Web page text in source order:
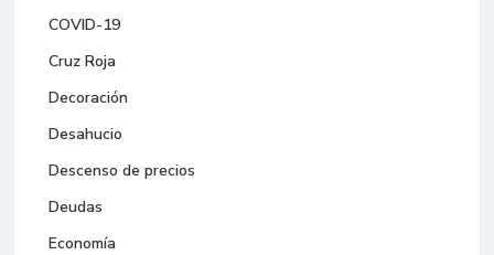
COVID-19
Cruz Roja
Decoración
Desahucio
Descenso de precios
Deudas
Economía